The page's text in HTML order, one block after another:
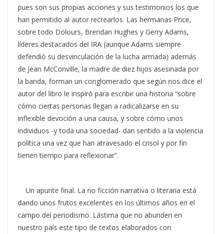
pues son sus propias acciones y sus testimonios los que
han permitido al autor recrearlos. Las hermanas Price,
sobre todo Dolours, Brendan Hughes y Gerry Adams,
líderes destacados del IRA (aunque Adams siempre
defendió su desvinculación de la lucha armada) además
de Jean McConville, la madre de diez hijos asesinada por
la banda, forman un conglomerado que según nos dice el
autor del libro le inspiró para escribir una historia “sobre
cómo ciertas personas llegan a radicalizarse en su
inflexible devoción a una causa, y sobre cómo unos
individuos -y toda una sociedad- dan sentido a la violencia
política una vez que han atravesado el crisol y por fin
tienen tiempo para reflexionar”.
Un apunte final. La no ficción narrativa o literaria está
dando unos frutos excelentes en los últimos años en el
campo del periodismo. Lástima que no abunden en
nuestro país este tipo de textos elaborados con